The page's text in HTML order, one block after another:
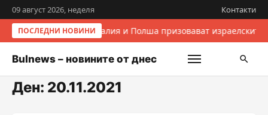
09 август 2026, неделя Контакти
ПОСЛЕДНИ НОВИНИИталия и Полша призовават
Bulnews – новините от днес
Ден: 20.11.2021